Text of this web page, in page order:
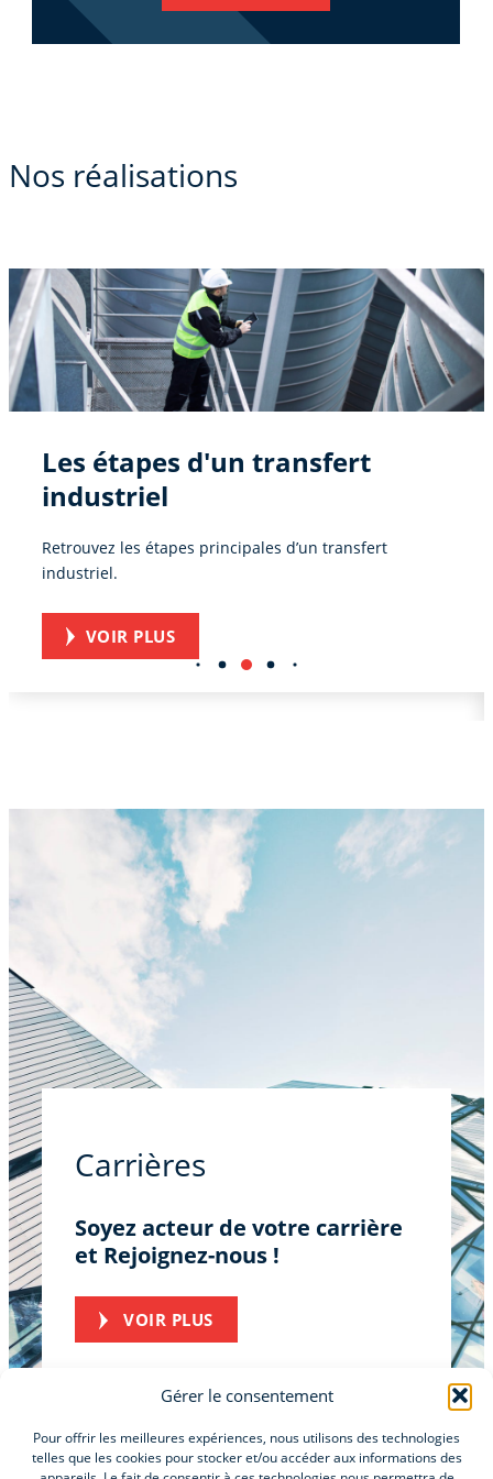
Gérer le consentement
Pour offrir les meilleures expériences, nous utilisons des technologies
telles que les cookies pour stocker et/ou accéder aux informations des
Nos réalisations
Chantier d'amélioration d'un
entrepôt logistique sous
Découvrez un exemple d’intervention orientée flux
Carrières
Soyez acteur de votre carrière
et Rejoignez-nous !
VOIR PLUS